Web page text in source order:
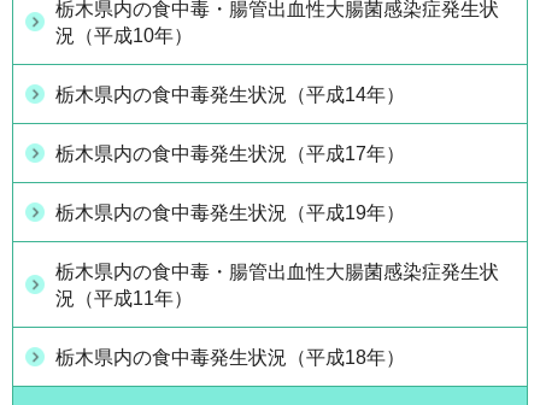
栃木県内の食中毒・腸管出血性大腸菌感染症発生状
況（平成10年）
栃木県内の食中毒発生状況（平成14年）
栃木県内の食中毒発生状況（平成17年）
栃木県内の食中毒発生状況（平成19年）
栃木県内の食中毒・腸管出血性大腸菌感染症発生状
況（平成11年）
栃木県内の食中毒発生状況（平成18年）